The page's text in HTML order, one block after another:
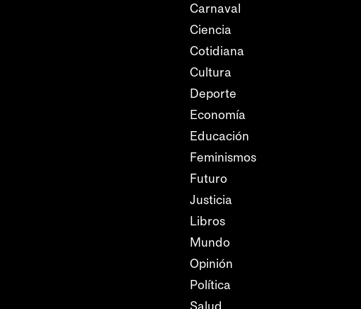
Carnaval
Ciencia
Cotidiana
Cultura
Deporte
Economía
Educación
Feminismos
Futuro
Justicia
Libros
Mundo
Opinión
Política